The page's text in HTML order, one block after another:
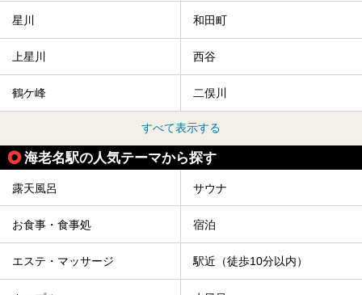
星川 和田町
上星川 西谷
鶴ケ峰 二俣川
すべて表示する
海老名駅の人気テーマから探す
露天風呂 サウナ
お食事・食事処 宿泊
エステ・マッサージ 駅近（徒歩10分以内）